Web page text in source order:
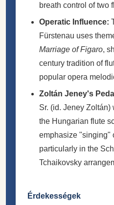
breath control of two
Operatic Influence:
Fürstenau uses
Marriage of Figaro,
century tradition of
popular opera
Zoltán Jeney's
Sr. (id. Jeney Zoltán)
the Hungarian flute
emphasize "singing"
particularly in the
Tchaikovsky
Érdekességek